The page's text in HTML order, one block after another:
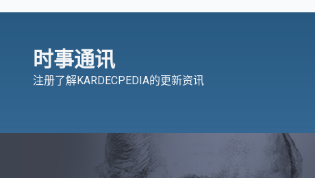
时事通讯
注册了解KARDECPEDIA的更新资讯